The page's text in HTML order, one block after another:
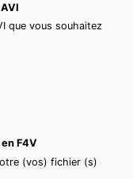
que vous souhaitez
F4V
(vos) fichier (s)